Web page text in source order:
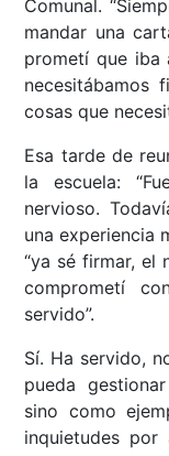
Comunal.
mandar una
prometí que iba
necesitábamos
cosas que
Esa tarde de
la escuela:
nervioso.
una experiencia
“ya sé firmar, el
comprometí
servido”.
Sí. Ha servido,
pueda
sino como
inquietudes por